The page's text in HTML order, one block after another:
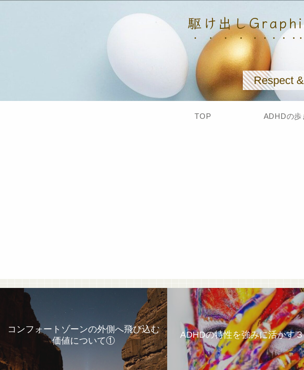
駆け出し
Respect
TOP ADHDの歩
コンフォートゾーンの外側へ飛び込む
価値について①
ADHDの特性を強みに活かす３